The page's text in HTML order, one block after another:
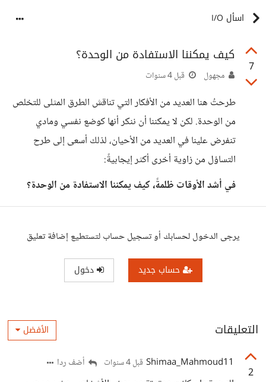
اسأل I/O
7
كيف يمكننا الاستفادة من الوحدة؟
مجهول قبل 4 سنوات
طرحتُ هنا العديد من الأفكار التي تناقش الطرق المثلى للتخلص
من الوحدة. لكن لا يمكننا أن ننكر أنها كوضع نفسي ومادي
تنفرض علينا في العديد من الأحيان، لذلك أسعى إلى طرح
التساؤل من زاوية أخرى أكثر إيجابيةً:
في أشد الأوقات ظلمةً، كيف يمكننا الاستفادة من الوحدة؟
يرجى الدخول لحسابك أو تسجيل حساب لتستطيع إضافة تعليق
حساب جديد دخول
التعليقات الأفضل
2
Shimaa_Mahmoud11 قبل 4 سنوات أضف ردا